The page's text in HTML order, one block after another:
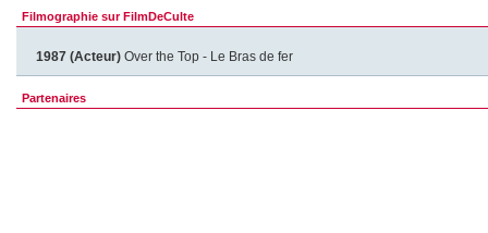
Filmographie sur FilmDeCulte
1987 (Acteur) Over the Top - Le Bras de fer
Partenaires